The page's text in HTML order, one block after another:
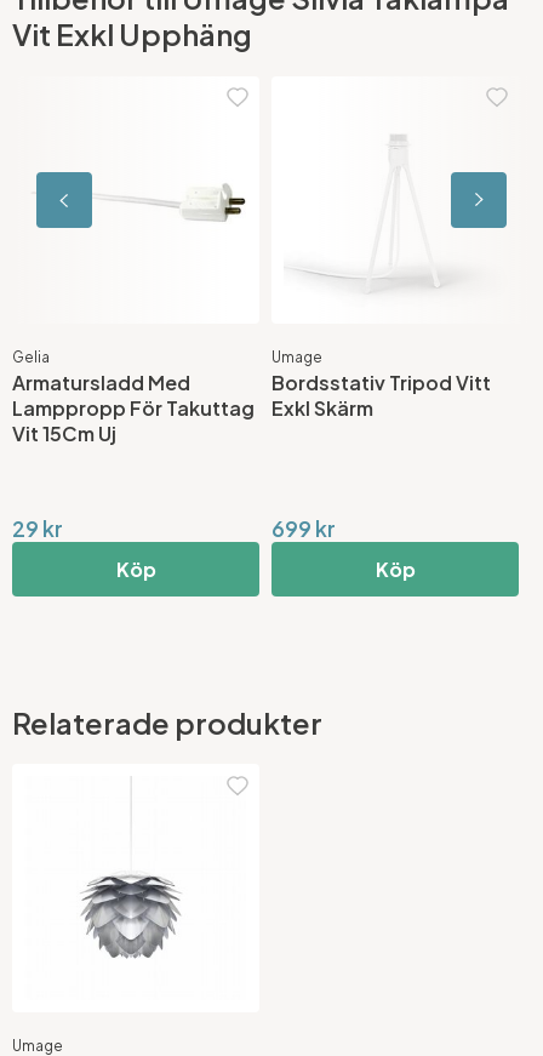
Vit Exkl Upphäng
Gelia
Armatursladd Med
Lamppropp För Takuttag
Vit 15Cm Uj
29 kr
Köp
Umage
Bordsstativ Tripod Vitt
Exkl Skärm
699 kr
Köp
Relaterade produkter
Umage